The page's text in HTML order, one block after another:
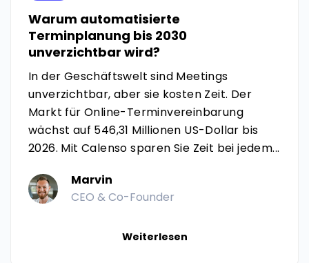
Warum automatisierte
Terminplanung bis 2030
unverzichtbar wird?
In der Geschäftswelt sind Meetings
unverzichtbar, aber sie kosten Zeit. Der
Markt für Online-Terminvereinbarung
wächst auf 546,31 Millionen US-Dollar bis
2026. Mit Calenso sparen Sie Zeit bei jedem...
Marvin
CEO & Co-Founder
Weiterlesen